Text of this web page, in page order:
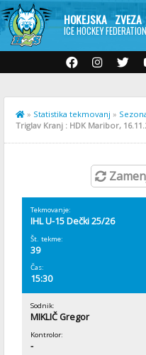
HOKEJSKA ZVEZA
ICE HOCKEY
» Statistika tekmovanj »
Triglav Kranj : HDK Maribor,
Tekmovanje:
IHL U-15 Dečki 25/26
Št. tekme:
39
Čas:
15:30
Sodnik:
MIKLIČ Gregor
Kontrolor:
-